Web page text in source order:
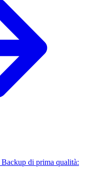
Backup di prima qualità: